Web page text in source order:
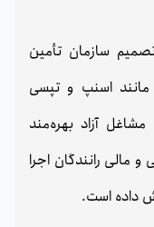
سازمان تأمین
مانند اسنپ و تپسی
مشاغل آزاد بهره‌مند
مالی رانندگان اجرا